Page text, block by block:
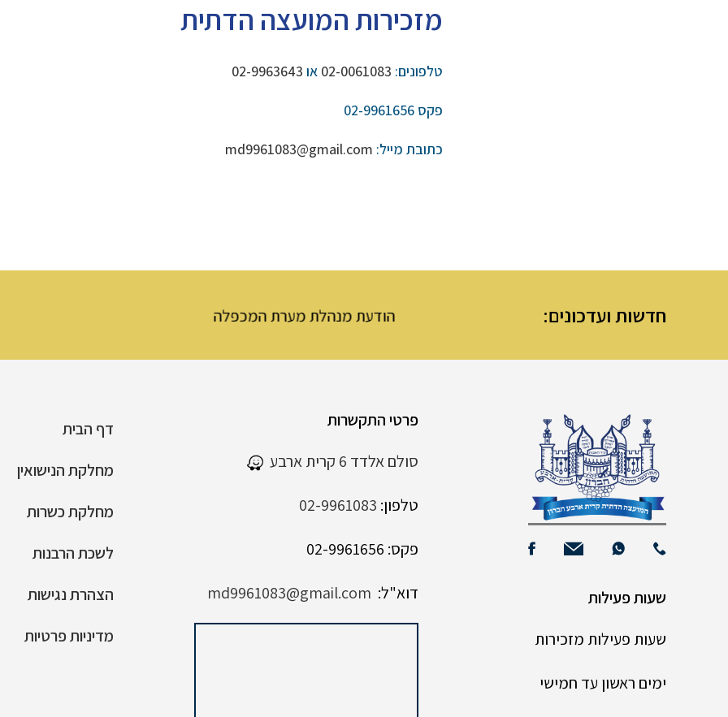
מזכירות המועצה הדתית
טלפונים: 02-0061083 או 02-9963643
פקס 02-9961656
כתובת מייל: md9961083@gmail.com
חדשות ועדכונים: הודעת מנהלת מערת המכפלה
דף הבית
מחלקת הנישואין
מחלקת כשרות
לשכת הרבנות
הצהרת נגישות
מדיניות פרטיות
פרטי התקשרות
סולם אלדד 6 קרית ארבע
טלפון: 02-9961083
פקס: 02-9961656
דוא"ל: md9961083@gmail.com
שעות פעילות
שעות פעילות מזכירות
ימים ראשון עד חמישי